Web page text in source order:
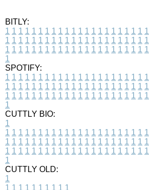
BITLY:
1 1 1 1 1 1 1 1 1 1 1 1 1 1 1 1 1 1 1 1 1 1
1 1 1 1 1 1 1 1 1 1 1 1 1 1 1 1 1 1 1 1 1 1
1 1 1 1 1 1 1 1 1 1 1 1 1 1 1 1 1 1 1 1 1 1
1
SPOTIFY:
1 1 1 1 1 1 1 1 1 1 1 1 1 1 1 1 1 1 1 1 1 1
1 1 1 1 1 1 1 1 1 1 1 1 1 1 1 1 1 1 1 1 1 1
1 1 1 1 1 1 1 1 1 1 1 1 1 1 1 1 1 1 1 1 1 1
1
CUTTLY BIO:
1
1 1 1 1 1 1 1 1 1 1 1 1 1 1 1 1 1 1 1 1 1 1
1 1 1 1 1 1 1 1 1 1 1 1 1 1 1 1 1 1 1 1 1 1
1 1 1 1 1 1 1 1 1 1 1 1 1 1 1 1 1 1 1 1 1 1
1
CUTTLY OLD:
1
1 1 1 1 1 1 1 1 1 1